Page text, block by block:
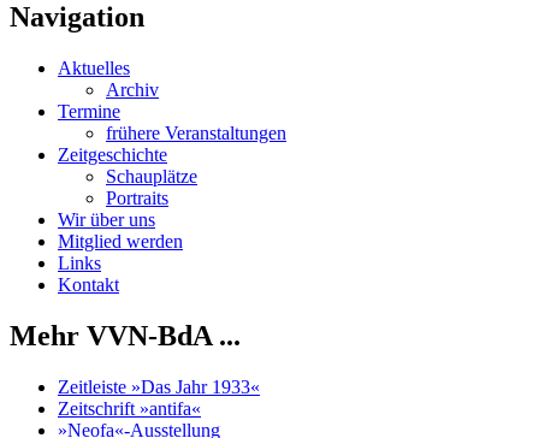
Navigation
Aktuelles
Archiv
Termine
frühere Veranstaltungen
Zeitgeschichte
Schauplätze
Portraits
Wir über uns
Mitglied werden
Links
Kontakt
Mehr VVN-BdA ...
Zeitleiste »Das Jahr 1933«
Zeitschrift »antifa«
»Neofa«-Ausstellung